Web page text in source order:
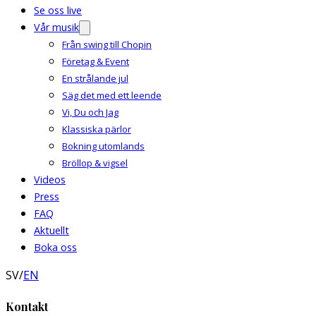
Se oss live
Vår musik
Från swing till Chopin
Företag & Event
En strålande jul
Säg det med ett leende
Vi, Du och Jag
Klassiska pärlor
Bokning utomlands
Bröllop & vigsel
Videos
Press
FAQ
Aktuellt
Boka oss
SV/EN
Kontakt